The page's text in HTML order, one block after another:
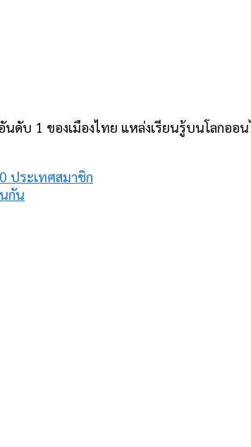
บ 1 ของเมืองไทย แหล่งเรียนรู้บนโลกออน
ประเทศสมาชิก
กัน